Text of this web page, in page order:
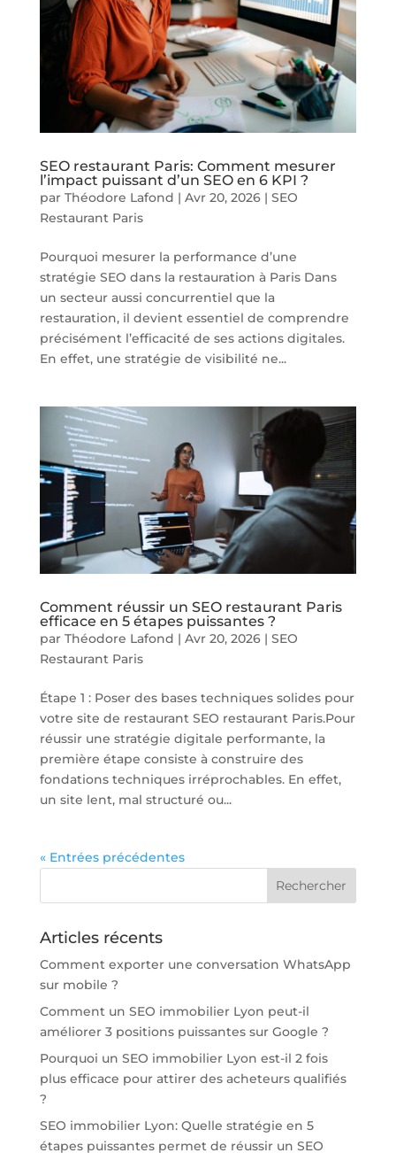
SEO restaurant Paris: Comment mesurer
l’impact puissant d’un SEO en 6 KPI ?
par Théodore Lafond | Avr 20, 2026| SEO
Restaurant Paris
Pourquoi mesurer la performance d’une
stratégie SEO dans la restauration à Paris Dans
un secteur aussi concurrentiel que la
restauration, il devient essentiel de comprendre
précisément l’efficacité de ses actions digitales.
En effet, une stratégie de visibilité ne...
Comment réussir un SEO restaurant Paris
efficace en 5 étapes puissantes ?
par Théodore Lafond | Avr 20, 2026| SEO
Restaurant Paris
Étape 1 : Poser des bases techniques solides pour
votre site de restaurant SEO restaurant Paris.Pour
réussir une stratégie digitale performante, la
première étape consiste à construire des
fondations techniques irréprochables. En effet,
un site lent, mal structuré ou...
« Entrées précédentes
Articles récents
Comment exporter une conversation WhatsApp
sur mobile ?
Comment un SEO immobilier Lyon peut-il
améliorer 3 positions puissantes sur Google ?
Pourquoi un SEO immobilier Lyon est-il 2 fois
plus efficace pour attirer des acheteurs qualifiés
?
SEO immobilier Lyon: Quelle stratégie en 5
étapes puissantes permet de réussir un SEO